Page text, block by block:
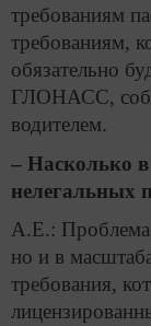
требованиям
требованиям,
обязательно
ГЛОНАСС,
водителем.
– Насколько
нелегальных
А.Е.: Проблема
но и в
требования,